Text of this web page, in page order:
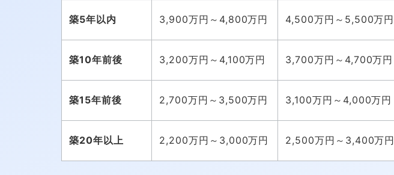
築5年以内 3,900万円～4,800万円 4,500万円～5,500万円
築10年前後 3,200万円～4,100万円 3,700万円～4,700万円
築15年前後 2,700万円～3,500万円 3,100万円～4,000万円
築20年以上 2,200万円～3,000万円 2,500万円～3,400万円